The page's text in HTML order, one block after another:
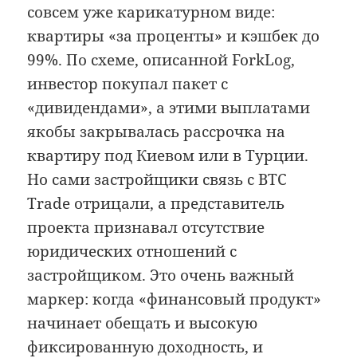
совсем уже карикатурном виде:
квартиры «за проценты» и кэшбек до
99%. По схеме, описанной ForkLog,
инвестор покупал пакет с
«дивидендами», а этими выплатами
якобы закрывалась рассрочка на
квартиру под Киевом или в Турции.
Но сами застройщики связь с BTC
Trade отрицали, а представитель
проекта признавал отсутствие
юридических отношений с
застройщиком. Это очень важный
маркер: когда «финансовый продукт»
начинает обещать и высокую
фиксированную доходность, и